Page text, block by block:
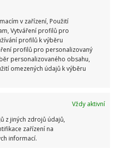
v zařízení, Použití
Vytváření profilů pro
profilů k výběru
profilů pro personalizovaný
personalizovaného obsahu,
omezených údajů k výběru
Vždy aktivní
z jiných zdrojů údajů,
zařízení na
informací.
zakročit i bez pomoci
i past s kouskem sýra nebo